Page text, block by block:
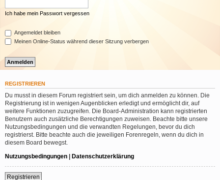
Ich habe mein Passwort vergessen
Angemeldet bleiben
Meinen Online-Status während dieser Sitzung verbergen
REGISTRIEREN
Du musst in diesem Forum registriert sein, um dich anmelden zu können. Die
Registrierung ist in wenigen Augenblicken erledigt und ermöglicht dir, auf
weitere Funktionen zuzugreifen. Die Board-Administration kann registrierten
Benutzern auch zusätzliche Berechtigungen zuweisen. Beachte bitte unsere
Nutzungsbedingungen und die verwandten Regelungen, bevor du dich
registrierst. Bitte beachte auch die jeweiligen Forenregeln, wenn du dich in
diesem Board bewegst.
Nutzungsbedingungen | Datenschutzerklärung
Registrieren